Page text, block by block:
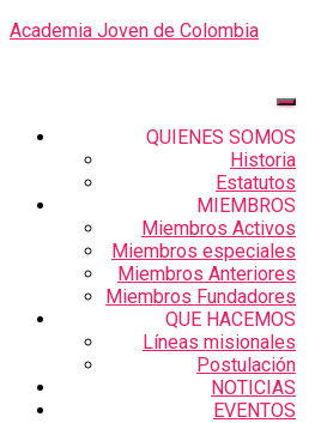
Academia Joven de Colombia
QUIENES SOMOS
Historia
Estatutos
MIEMBROS
Miembros Activos
Miembros especiales
Miembros Anteriores
Miembros Fundadores
QUE HACEMOS
Líneas misionales
Postulación
NOTICIAS
EVENTOS